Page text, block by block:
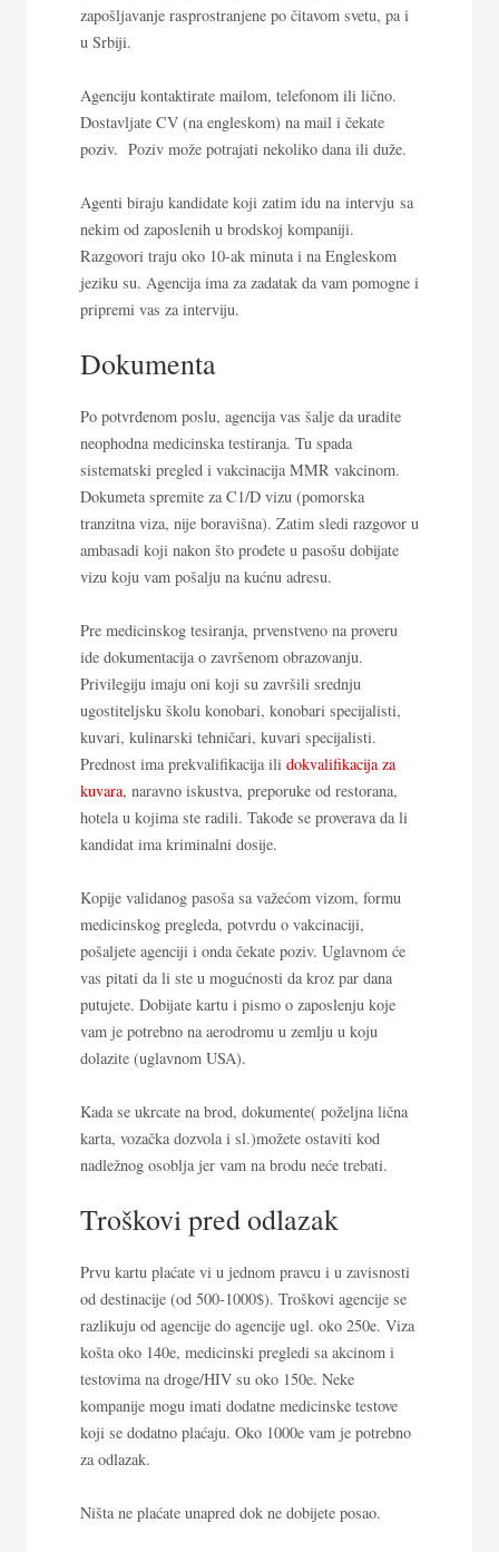
zapošljavanje rasprostranjene po čitavom svetu, pa i
u Srbiji.
Agenciju kontaktirate mailom, telefonom ili lično.
Dostavljate CV (na engleskom) na mail i čekate
poziv. Poziv može potrajati nekoliko dana ili duže.
Agenti biraju kandidate koji zatim idu na intervju sa
nekim od zaposlenih u brodskoj kompaniji.
Razgovori traju oko 10-ak minuta i na Engleskom
jeziku su. Agencija ima za zadatak da vam pomogne i
pripremi vas za interviju.
Dokumenta
Po potvrđenom poslu, agencija vas šalje da uradite
neophodna medicinska testiranja. Tu spada
sistematski pregled i vakcinacija MMR vakcinom.
Dokumeta spremite za C1/D vizu (pomorska
tranzitna viza, nije boravišna). Zatim sledi razgovor u
ambasadi koji nakon što prođete u pasošu dobijate
vizu koju vam pošalju na kućnu adresu.
Pre medicinskog tesiranja, prvenstveno na proveru
ide dokumentacija o završenom obrazovanju.
Privilegiju imaju oni koji su završili srednju
ugostiteljsku školu konobari, konobari specijalisti,
kuvari, kulinarski tehničari, kuvari specijalisti.
Prednost ima prekvalifikacija ili dokvalifikacija za
kuvara, naravno iskustva, preporuke od restorana,
hotela u kojima ste radili. Takođe se proverava da li
kandidat ima kriminalni dosije.
Kopije validanog pasoša sa važećom vizom, formu
medicinskog pregleda, potvrdu o vakcinaciji,
pošaljete agenciji i onda čekate poziv. Uglavnom će
vas pitati da li ste u mogućnosti da kroz par dana
putujete. Dobijate kartu i pismo o zaposlenju koje
vam je potrebno na aerodromu u zemlju u koju
dolazite (uglavnom USA).
Kada se ukrcate na brod, dokumente( poželjna lična
karta, vozačka dozvola i sl.)možete ostaviti kod
nadležnog osoblja jer vam na brodu neće trebati.
Troškovi pred odlazak
Prvu kartu plaćate vi u jednom pravcu i u zavisnosti
od destinacije (od 500-1000$). Troškovi agencije se
razlikuju od agencije do agencije ugl. oko 250e. Viza
košta oko 140e, medicinski pregledi sa akcinom i
testovima na droge/HIV su oko 150e. Neke
kompanije mogu imati dodatne medicinske testove
koji se dodatno plaćaju. Oko 1000e vam je potrebno
za odlazak.
Ništa ne plaćate unapred dok ne dobijete posao.